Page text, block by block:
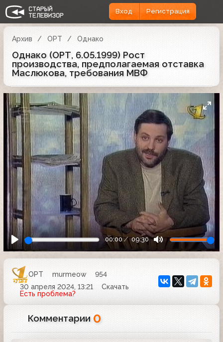
Вход Регистрация
Архив ОРТ Однако
Однако (ОРТ, 6.05.1999) Рост
производства, предполагаемая отставка
Маслюкова, требования МВФ
00:00 09:30
ОРТ murmeow
954
30 апреля 2024, 13:21
Скачать
Есть проблема?
Комментарии 0